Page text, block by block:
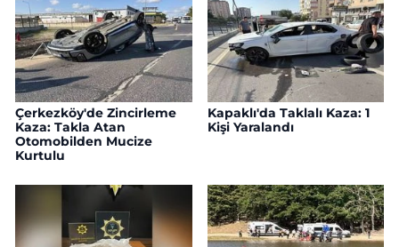
Çerkezköy'de Zincirleme
Kaza: Takla Atan
Otomobilden Mucize
Kurtulu
Kapaklı'da Taklalı Kaza: 1
Kişi Yaralandı